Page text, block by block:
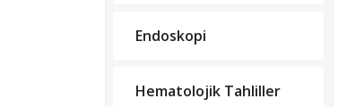
Endoskopi
Hematolojik Tahliller